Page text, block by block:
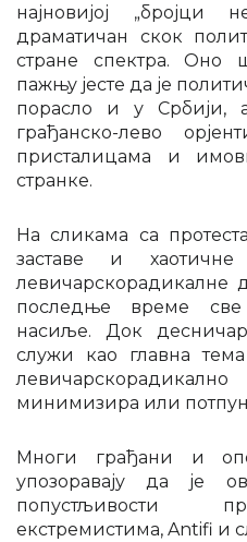
најновијој „бројци
драматичан скок
стране спектра. Оно
пажњу јесте да је
порасло и у Србији,
грађанско-лево
присталицама и
странке.
На сликама са
заставе и
левичарскорадикалне
последње време
насиље. Док
служи као главна
минимизира или
Многи грађани и
упозоравају да је
попустљивости
екстремистима, Antifi и